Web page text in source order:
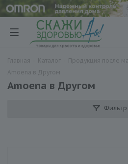
Amoena в Другом
Фильтр